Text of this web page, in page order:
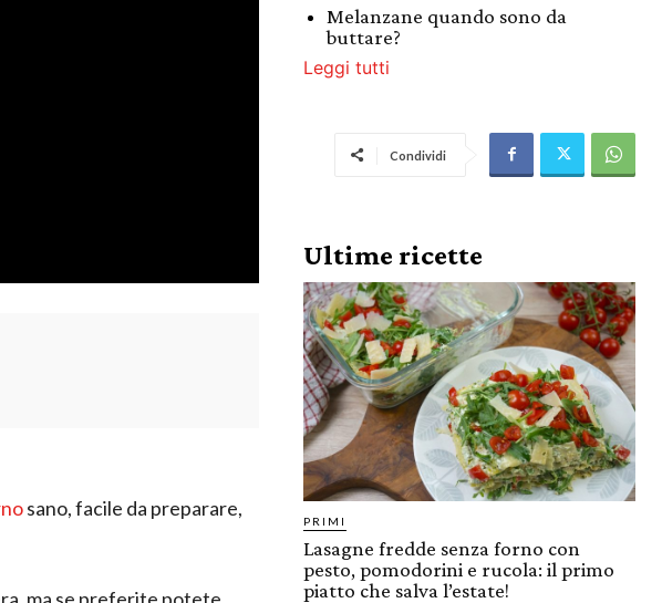
sano, facile da preparare,
Melanzane quando sono da
buttare?
Leggi tutti
Condividi
Ultime ricette
PRIMI
Lasagne fredde senza forno con
pesto, pomodorini e rucola: il primo
piatto che salva l’estate!